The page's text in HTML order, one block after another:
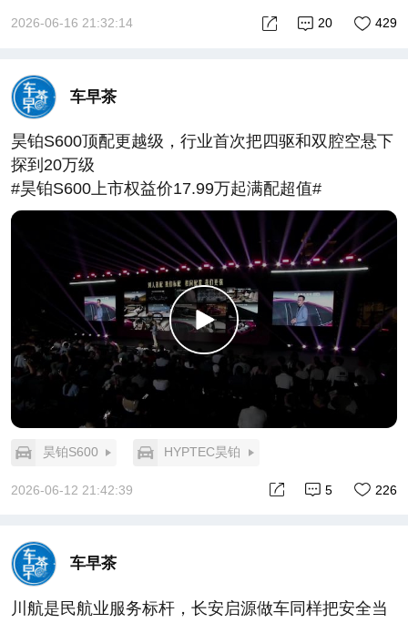
研——占整车成本65%的零部件自研自造，给了零
初心”的战略定力。
最打动我的，是那台70万公里三电零故障的2021款
C11。在一个“汽车变快消品”的时代，零跑用80万用户
的真实里程证明：真正的科技普惠，不是把实验室里
的酷炫概念卖给普通人，而是把经得起时间验证的可
靠技术，交到每一个需要它的家庭手中。
全新C系列上市了。但我更期待的是——五年后，这
批新车能不能跑出下一个70万公里零故障？
那才是对“长期主义”最好的回答。#零跑全新C系列上
2026-06-16 21:32:14 429
20
车早茶
昊铂S600顶配更越级，行业首次把四驱和双腔空悬下
探到20万级
#昊铂S600上市权益价17.99万起满配超值#
昊铂S600 HYPTEC昊铂
2026-06-12 21:42:39 226
5
车早茶
川航是民航业服务标杆，长安启源做车同样把安全当